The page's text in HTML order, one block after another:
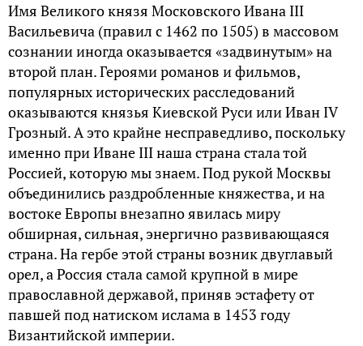
Имя Великого князя Московского Ивана III
Васильевича (правил с 1462 по 1505) в массовом
сознании иногда оказывается «задвинутым» на
второй план. Героями романов и фильмов,
популярных исторических расследований
оказываются князья Киевской Руси или Иван IV
Грозный. А это крайне несправедливо, поскольку
именно при Иване III наша страна стала той
Россией, которую мы знаем. Под рукой Москвы
объединились раздробленные княжества, и на
востоке Европы внезапно явилась миру
обширная, сильная, энергично развивающаяся
страна. На гербе этой страны возник двуглавый
орел, а Россия стала самой крупной в мире
православной державой, приняв эстафету от
павшей под натиском ислама в 1453 году
Византийской империи.